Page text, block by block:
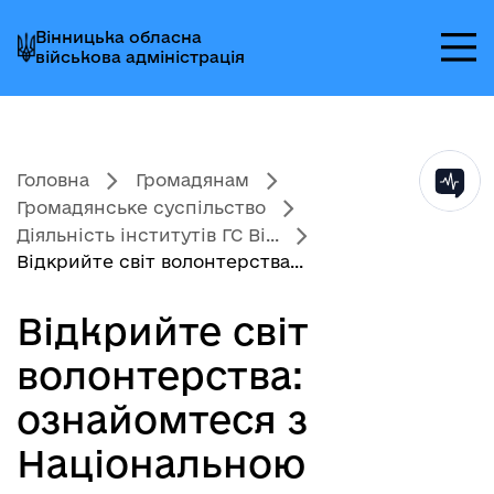
до
головного
меню
до
головного
вмісту
до
головного
колонтитула
Вінницька обласна
військова адміністрація
Головна
Громадянам
Громадянське суспільство
Діяльність інститутів ГС Ві...
Відкрийте світ волонтерства...
Відкрийте світ
волонтерства:
ознайомтеся з
Національною